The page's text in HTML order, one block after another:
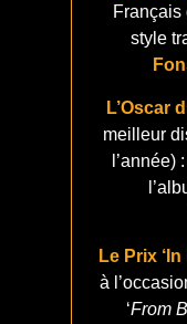
Français
style
L’Oscar
meilleur
l’année)
Le Prix
à
‘From